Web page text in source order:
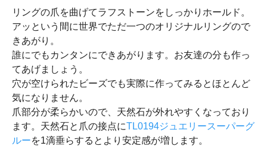
リングの爪を曲げてラフストーンをしっかりホールド。
アッという間に世界でただ一つのオリジナルリングので
きあがり。
誰にでもカンタンにできあがります。お友達の分も作っ
てあげましょう。
穴が空けられたビーズでも実際に作ってみるとほとんど
気になりません。
爪部分が柔らかいので、天然石が外れやすくなっており
ます。天然石と爪の接点にTL0194ジュエリースーパーグ
ルーを1滴垂らするとより安定感が増します。